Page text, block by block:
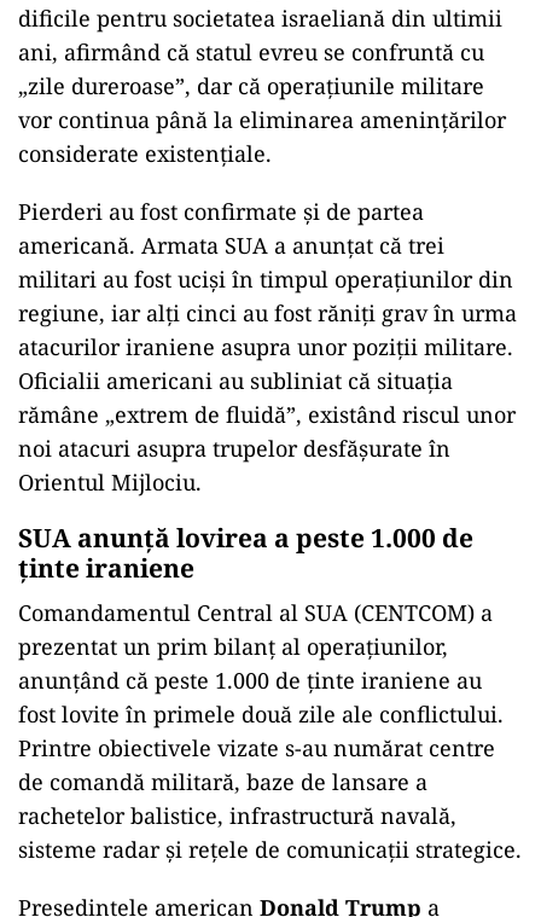
dificile pentru societatea israeliană din ultimii
ani, afirmând că statul evreu se confruntă cu
„zile dureroase”, dar că operațiunile militare
vor continua până la eliminarea amenințărilor
considerate existențiale.
Pierderi au fost confirmate și de partea
americană. Armata SUA a anunțat că trei
militari au fost uciși în timpul operațiunilor din
regiune, iar alți cinci au fost răniți grav în urma
atacurilor iraniene asupra unor poziții militare.
Oficialii americani au subliniat că situația
rămâne „extrem de fluidă”, existând riscul unor
noi atacuri asupra trupelor desfășurate în
Orientul Mijlociu.
SUA anunță lovirea a peste 1.000 de
ținte iraniene
Comandamentul Central al SUA (CENTCOM) a
prezentat un prim bilanț al operațiunilor,
anunțând că peste 1.000 de ținte iraniene au
fost lovite în primele două zile ale conflictului.
Printre obiectivele vizate s-au numărat centre
de comandă militară, baze de lansare a
rachetelor balistice, infrastructură navală,
sisteme radar și rețele de comunicații strategice.
Președintele american Donald Trump a